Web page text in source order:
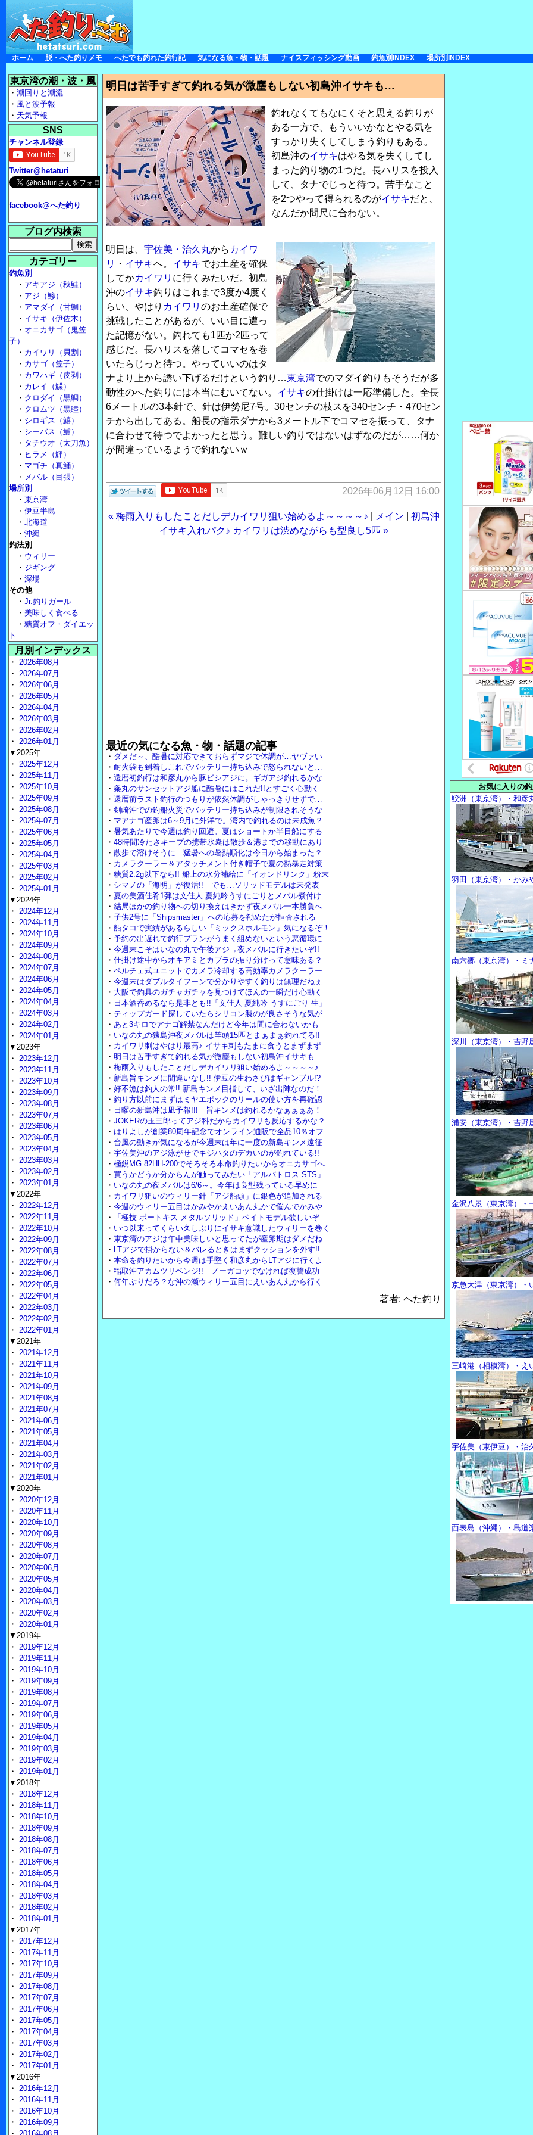
ホーム 脱・へた釣りメモ へたでも釣れた釣行記 気になる魚・物・話題 ナイスフィッシング動画 釣魚別INDEX 場所別INDEX
明日は苦手すぎて釣れる気が微塵もしない初島沖イサキも…
釣れなくてもなにくそと思える釣りが
ある一方で、もういいかなとやる気を
すっかり失くしてしまう釣りもある。
初島沖のイサキはやる気を失くしてし
まった釣り物の1つだ。長ハリスを投入
して、タナでじっと待つ。苦手なこと
を2つやって得られるのがイサキだと、
なんだか間尺に合わない。
明日は、 宇佐美・治久丸から カイワ
リ
・ イサキへ。 イサキでお土産を確保
してかカイワリ に行くみたいだ。初島
沖のイサキ釣りはこれまで3度か4度く
らい、やはり カイワリ のお土産確保で
挑戦したことがあるが、いい目に遭っ
た記憶がない。釣れても1匹か2匹って
感じだ。長ハリスを落してコマセを巻
いたらじっと待つ。やっていいのはタ
ナより上から誘い下げるだけという釣り…東京湾でのマダイ釣りもそうだが多
動性のへた釣りには本当にむいてない。 イサキの仕掛けは一応準備した。全長
6メートルの3本針で、針は伊勢尼7号。30センチの枝スを340センチ・470セン
チから出してある。船長の指示ダナから3メートル下でコマセを振って、タナ
に合わせて待つでよかったと思う。難しい釣りではないはずなのだが……何か
が間違っているようで釣れないｗ
2026年06月12日 16:00
« 梅雨入りもしたことだしデカイワリ狙い始めるよ～～～～♪ メイン
初島沖
イサキ入れパク♪ カイワリは渋めながらも型良し5匹 »
最近の気になる魚・物・話題の記事
・ ダメだ～、酷暑に対応できておらずマジで体調が…ヤヴァい
・ 耐火袋も到着しこれでバッテリー持ち込みで怒られないと…
・ 還暦初釣行は和彦丸から豚ビシアジに。ギガアジ釣れるかな
・ 粂丸のサンセットアジ船に酷暑にはこれだ!!とすごく心動く
・ 還暦前ラスト釣行のつもりが依然体調がしゃっきりせずで…
・ 剣崎沖での釣船火災でバッテリー持ち込みが制限されそうな
・ マアナゴ産卵は6～9月に外洋で。湾内で釣れるのは未成魚？
・ 暑気あたりで今週は釣り回避。夏はショートか半日船にする
・ 48時間冷たさキープの携帯氷嚢は散歩＆港までの移動にあり
・ 散歩で溶けそうに…猛暑への暑熱順化は今日から始まった？
・ カメラクーラー＆アタッチメント付き帽子で夏の熱暴走対策
・ 糖質2.2g以下なら!! 船上の水分補給に「イオンドリンク」粉末
・ シマノの「海明」が復活!! でも…ソリッドモデルは未発表
・ 夏の美酒佳肴1弾は文佳人 夏純吟うすにごりとメバル煮付け
・ 結局ほかの釣り物への切り換えはきかず夜メバル一本勝負へ
・ 子供2号に「Shipsmaster」への応募を勧めたが拒否される
・ 船タコで実績があるらしい「ミックスホルモン」気になるぞ！
・ 予約の出遅れで釣行プランがうまく組めないという悪循環に
・ 今週末こそはいなの丸で午後アジ→夜メバルに行きたいぞ!!
・ 仕掛け途中からオキアミとカブラの振り分けって意味ある？
・ ペルチェ式ユニットでカメラ冷却する高効率カメラクーラー
・ 今週末はダブルタイフーンで分かりやすく釣りは無理だねぇ
・ 大阪で釣具のガチャガチャを見つけてほんの一瞬だけ心動く
・ 日本酒呑めるなら是非とも!!「文佳人 夏純吟 うすにごり 生」
・ ティップガード探していたらシリコン製のが良さそうな気が
・ あと3キロでアナゴ解禁なんだけど今年は間に合わないかも
・ いなの丸の猿島沖夜メバルは竿頭15匹とまぁまぁ釣れてる!!
・ カイワリ刺はやはり最高♪ イサキ刺もたまに食うとまずまず
・ 明日は苦手すぎて釣れる気が微塵もしない初島沖イサキも…
・ 梅雨入りもしたことだしデカイワリ狙い始めるよ～～～～♪
・ 新島旨キンメに間違いなし!! 伊豆の生わさびはギャンブル!?
・ 好不漁は釣人の常!! 新島キンメ目指して、いざ出陣なのだ！
・ 釣り方以前にまずはミヤエポックのリールの使い方を再確認
・ 日曜の新島沖は凪予報!!! 旨キンメは釣れるかなぁぁぁあ！
・ JOKERの玉三郎ってアジ科だからカイワリも反応するかな？
・ はりよしが創業80周年記念でオンライン通販で全品10％オフ
・ 台風の動きが気になるが今週末は年に一度の新島キンメ遠征
・ 宇佐美沖のアジ泳がせでキジハタのデカいのが釣れている!!
・ 極鋭MG 82HH-200でそろそろ本命釣りたいからオニカサゴへ
・ 買うかどうか分からんが触ってみたい「アルバトロス STS」
・ いなの丸の夜メバルは6/6～。今年は良型残っている早めに
・ カイワリ狙いのウィリー針「アジ船頭」に銀色が追加される
・ 今週のウィリー五目はかみやかえいあん丸かで悩んでかみや
・
「極技 ボートキス メタルソリッド」ベイトモデル欲しいぞ
・ いつ以来ってくらい久しぶりにイサキ意識したウィリーを巻く
・ 東京湾のアジは年中美味しいと思ってたが産卵期はダメだね
・ LTアジで掛からない＆バレるときはまずクッションを外す!!
・ 本命を釣りたいから今週は手堅く和彦丸からLTアジに行くよ
・ 稲取沖アカムツリベンジ!! ノーガコッでなければ復讐成功
・ 何年ぶりだろ？な沖の瀬ウィリー五目にえいあん丸から行く
著者: へた釣り
東京湾の潮・波・風
・ 潮回りと潮流
・ 風と波予報
・ 天気予報
SNS
チャンネル登録
Twitter@hetaturi
facebook@へた釣り
ブログ内検索
カテゴリー
釣魚別
・ アキアジ（秋鮭）
・ アジ（鯵）
・ アマダイ（甘鯛）
・ イサキ（伊佐木）
・ オニカサゴ（鬼笠
子）
・ カイワリ（貝割）
・ カサゴ（笠子）
・ カワハギ（皮剥）
・ カレイ（鰈）
・ クロダイ（黒鯛）
・ クロムツ（黒睦）
・ シロギス（鱚）
・ シーバス（鱸）
・ タチウオ（太刀魚）
・ ヒラメ（鮃）
・ マゴチ（真鯒）
・ メバル（目張）
場所別
・ 東京湾
・ 伊豆半島
・ 北海道
・ 沖縄
釣法別
・ ウィリー
・ ジギング
・ 深場
その他
・ Jr.釣りガール
・ 美味しく食べる
・ 糖質オフ・ダイエッ
ト
月別インデックス
・ 2026年08月
・ 2026年07月
・ 2026年06月
・ 2026年05月
・ 2026年04月
・ 2026年03月
・ 2026年02月
・ 2026年01月
▼2025年
・ 2025年12月
・ 2025年11月
・ 2025年10月
・ 2025年09月
・ 2025年08月
・ 2025年07月
・ 2025年06月
・ 2025年05月
・ 2025年04月
・ 2025年03月
・ 2025年02月
・ 2025年01月
▼2024年
・ 2024年12月
・ 2024年11月
・ 2024年10月
・ 2024年09月
・ 2024年08月
・ 2024年07月
・ 2024年06月
・ 2024年05月
・ 2024年04月
・ 2024年03月
・ 2024年02月
・ 2024年01月
▼2023年
・ 2023年12月
・ 2023年11月
・ 2023年10月
・ 2023年09月
・ 2023年08月
・ 2023年07月
・ 2023年06月
・ 2023年05月
・ 2023年04月
・ 2023年03月
・ 2023年02月
・ 2023年01月
▼2022年
・ 2022年12月
・ 2022年11月
・ 2022年10月
・ 2022年09月
・ 2022年08月
・ 2022年07月
・ 2022年06月
・ 2022年05月
・ 2022年04月
・ 2022年03月
・ 2022年02月
・ 2022年01月
▼2021年
・ 2021年12月
・ 2021年11月
・ 2021年10月
・ 2021年09月
・ 2021年08月
・ 2021年07月
・ 2021年06月
・ 2021年05月
・ 2021年04月
・ 2021年03月
・ 2021年02月
・ 2021年01月
▼2020年
・ 2020年12月
・ 2020年11月
・ 2020年10月
・ 2020年09月
・ 2020年08月
・ 2020年07月
・ 2020年06月
・ 2020年05月
・ 2020年04月
・ 2020年03月
・ 2020年02月
・ 2020年01月
▼2019年
・ 2019年12月
・ 2019年11月
・ 2019年10月
・ 2019年09月
・ 2019年08月
・ 2019年07月
・ 2019年06月
・ 2019年05月
・ 2019年04月
・ 2019年03月
・ 2019年02月
・ 2019年01月
▼2018年
・ 2018年12月
・ 2018年11月
・ 2018年10月
・ 2018年09月
・ 2018年08月
・ 2018年07月
・ 2018年06月
・ 2018年05月
・ 2018年04月
・ 2018年03月
・ 2018年02月
・ 2018年01月
▼2017年
・ 2017年12月
・ 2017年11月
・ 2017年10月
・ 2017年09月
・ 2017年08月
・ 2017年07月
・ 2017年06月
・ 2017年05月
・ 2017年04月
・ 2017年03月
・ 2017年02月
・ 2017年01月
▼2016年
・ 2016年12月
・ 2016年11月
・ 2016年10月
・ 2016年09月
お気に入りの
鮫洲（東京湾）・和彦
羽田（東京湾）・かみ
南六郷（東京湾）・ミ
深川（東京湾）・吉野
浦安（東京湾）・吉野
金沢八景（東京湾）・
京急大津（東京湾）・
三崎港（相模湾）・え
宇佐美（東伊豆）・治
西表島（沖縄）・島道